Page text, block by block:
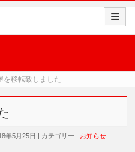
を移転致しました
年5月25日 カテゴリー : お知らせ